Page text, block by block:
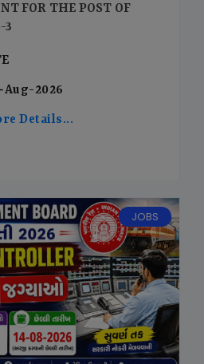
FOR THE POST OF
3
Aug-2026
Details...
JOBS